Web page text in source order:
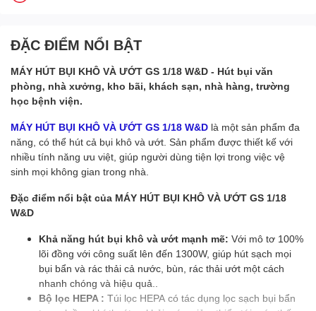
ĐẶC ĐIỂM NỔI BẬT
MÁY HÚT BỤI KHÔ VÀ ƯỚT GS 1/18 W&D - Hút bụi văn
phòng, nhà xưởng, kho bãi, khách sạn, nhà hàng, trường
học bệnh viện.
MÁY HÚT BỤI KHÔ VÀ ƯỚT GS 1/18 W&D là một sản phẩm đa
năng, có thể hút cả bụi khô và ướt. Sản phẩm được thiết kế với
nhiều tính năng ưu việt, giúp người dùng tiện lợi trong việc vệ
sinh mọi không gian trong nhà.
Đặc điểm nổi bật của MÁY HÚT BỤI KHÔ VÀ ƯỚT GS 1/18
W&D
Khả năng hút bụi khô và ướt mạnh mẽ: Với mô tơ 100%
lõi đồng với công suất lên đến 1300W, giúp hút sạch mọi
bụi bẩn và rác thải cả nước, bùn, rác thải ướt một cách
nhanh chóng và hiệu quả..
Bộ lọc HEPA : Túi lọc HEPA có tác dụng lọc sạch bụi bẩn